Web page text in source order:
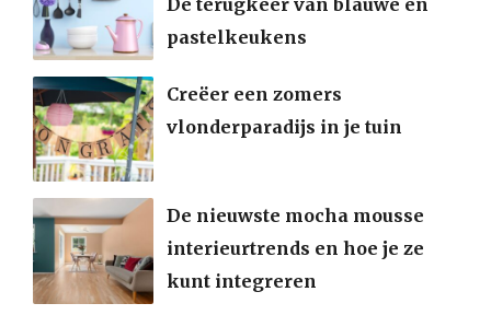
pastelkeukens
Creëer een zomers
vlonderparadijs in je tuin
De nieuwste mocha mousse
interieurtrends en hoe je ze
kunt integreren